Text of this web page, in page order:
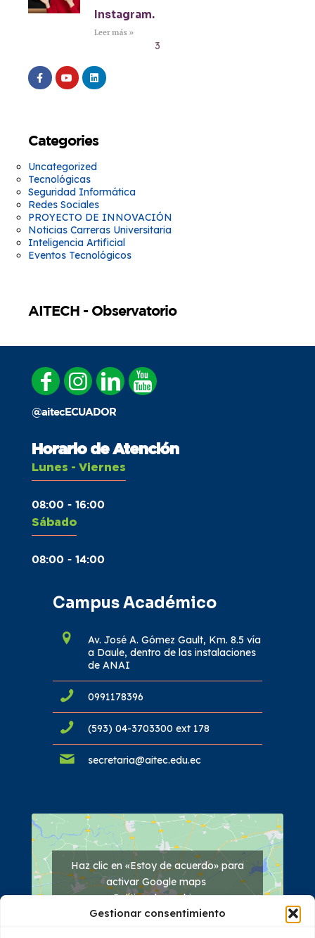
Gestionar consentimiento
Instagram.
Leer más »
3
Categories
Uncategorized
Tecnológicas
Seguridad Informática
Redes Sociales
PROYECTO DE INNOVACIÓN
Noticias Carreras Universitaria
Inteligencia Artificial
Eventos Tecnológicos
AITECH - Observatorio
@aitecECUADOR
Horario de Atención
Lunes - Viernes
08:00 - 16:00
Sábado
08:00 - 14:00
Campus Académico
Av. José A. Gómez Gault, Km. 8.5 vía
a Daule, dentro de las instalaciones
de ANAI
0991178396
(593) 04-3703300 ext 178
secretaria@aitec.edu.ec
Haz clic en «Estoy de acuerdo» para
activar Google maps
Política de cookies